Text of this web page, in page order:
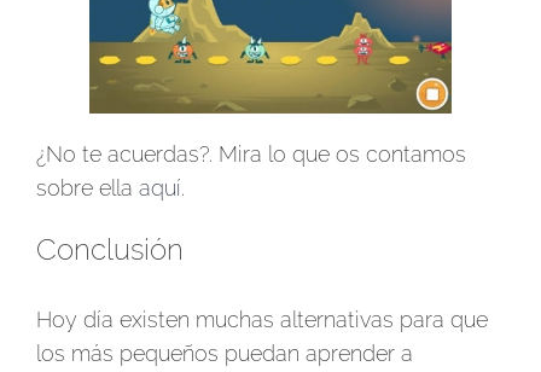
¿No te acuerdas?. Mira lo que os contamos
sobre ella aquí.
Conclusión
Hoy día existen muchas alternativas para que
los más pequeños puedan aprender a